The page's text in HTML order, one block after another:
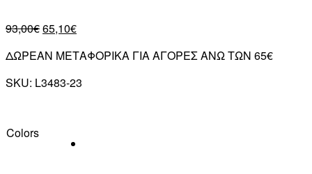
93,00€65,10€
ΔΩΡΕΑΝ ΜΕΤΑΦΟΡΙΚΑ ΓΙΑ ΑΓΟΡΕΣ ΑΝΩ ΤΩΝ 65€
SKU: L3483-23
Colors